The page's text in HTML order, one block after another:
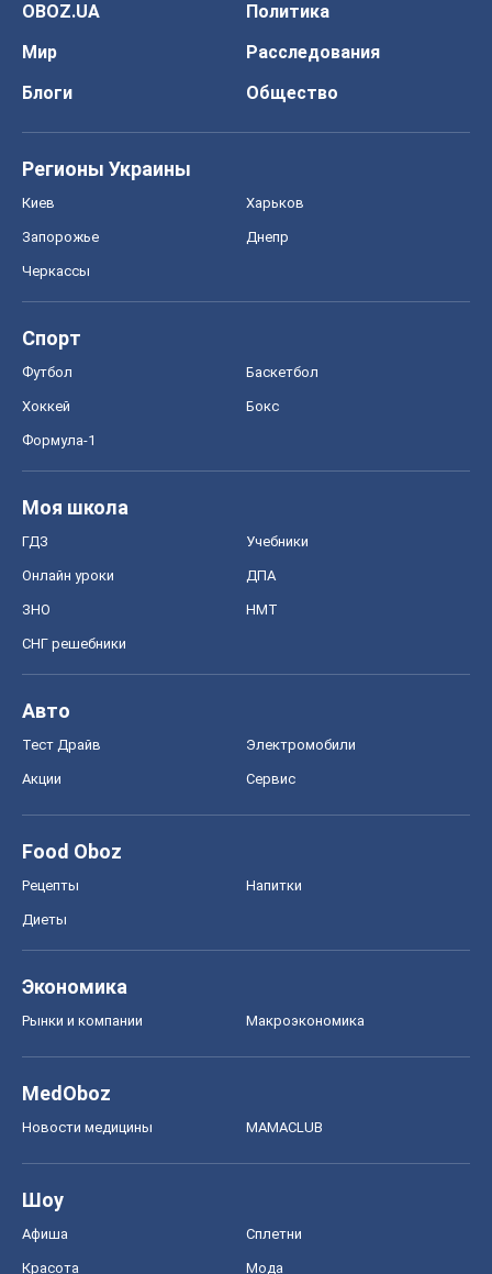
OBOZ.UA
Политика
Мир
Расследования
Блоги
Общество
Регионы Украины
Киев Харьков
Запорожье Днепр
Черкассы
Спорт
Футбол Баскетбол
Хоккей Бокс
Формула-1
Моя школа
ГДЗ Учебники
Онлайн уроки ДПА
ЗНО НМТ
СНГ решебники
Авто
Тест Драйв Электромобили
Акции Сервис
Food Oboz
Рецепты Напитки
Диеты
Экономика
Рынки и компании Mакроэкономика
MedOboz
Новости медицины MAMACLUB
Шоу
Афиша Сплетни
Красота Мода